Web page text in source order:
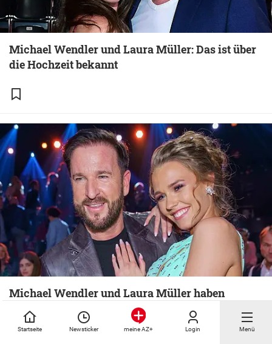
Startseite Newsticker meine AZ+ Login Menü
Michael Wendler und Laura Müller: Das ist über
die Hochzeit bekannt
Michael Wendler und Laura Müller haben
geheiratet